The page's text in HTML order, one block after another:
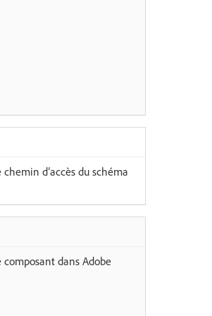
dʼaccès du schéma
dans Adobe